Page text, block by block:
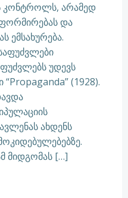
კონტროლს, არამედ
და
ემსახურება.
უდევს
(1928).
ახდენს
მიდგომას […]